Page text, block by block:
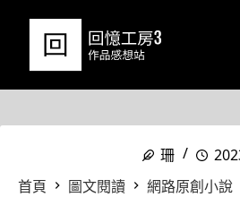
珊
首頁
圖文閱讀
網路原創小說